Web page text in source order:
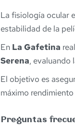
La fisiología ocular
estabilidad de la
En La Gafetina
Serena, evaluando
El objetivo es
máximo
Preguntas